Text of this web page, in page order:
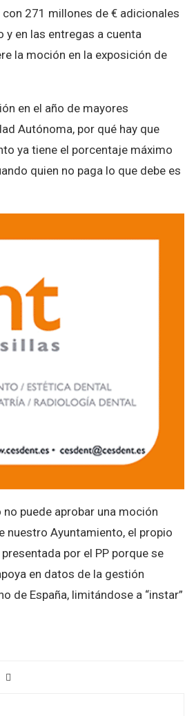
271 millones de € adicionales
y en las entregas a cuenta
la moción en la exposición de
en el año de mayores
Autónoma, por qué hay que
ya tiene el porcentaje máximo
quien no paga lo que debe es
puede aprobar una moción
nuestro Ayuntamiento, el propio
por el PP porque se
en datos de la gestión
de España, limitándose a “instar”